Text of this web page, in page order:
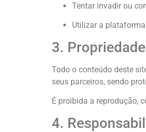
Tentar invadir ou
Utilizar a
3.
Todo o conteúdo deste
seus parceiros, sendo
É proibida a reprodução,
4.